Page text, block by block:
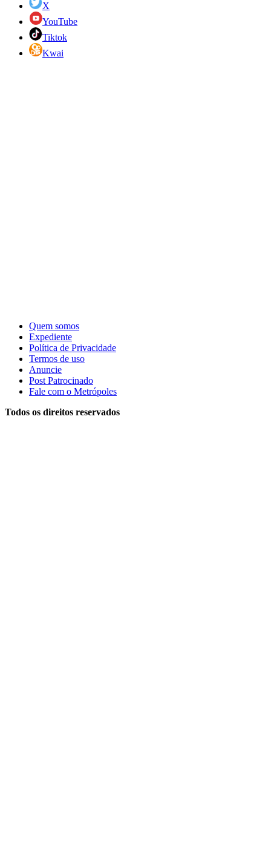
X
YouTube
Tiktok
Kwai
Quem somos
Expediente
Política de Privacidade
Termos de uso
Anuncie
Post Patrocinado
Fale com o Metrópoles
Todos os direitos reservados